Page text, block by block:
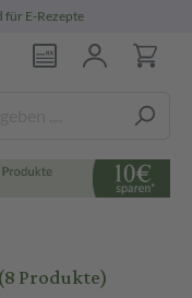
für E-Rezepte
(8 Produkte)